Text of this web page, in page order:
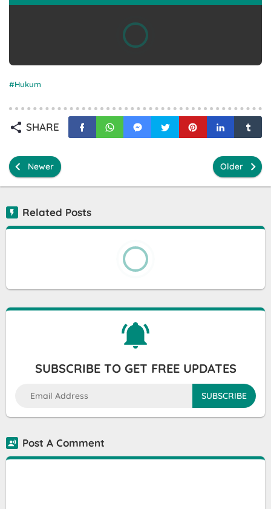
Hukum
SHARE
Newer Older
Related Posts
SUBSCRIBE TO GET FREE UPDATES
Post A Comment